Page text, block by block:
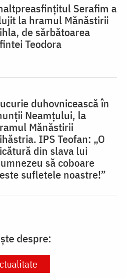
Serafim a
la hramul Mănăstirii
de sărbătoarea
Teodora
duhovnicească în
Neamțului, la
Mănăstirii
IPS Teofan: „O
din slava lui
să coboare
sufletele noastre!”
despre: